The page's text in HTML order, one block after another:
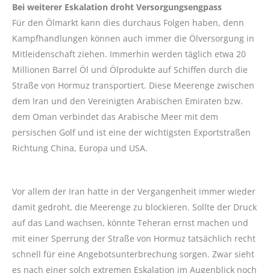
Bei weiterer Eskalation droht Versorgungsengpass
Für den Ölmarkt kann dies durchaus Folgen haben, denn
Kampfhandlungen können auch immer die Ölversorgung in
Mitleidenschaft ziehen. Immerhin werden täglich etwa 20
Millionen Barrel Öl und Ölprodukte auf Schiffen durch die
Straße von Hormuz transportiert. Diese Meerenge zwischen
dem Iran und den Vereinigten Arabischen Emiraten bzw.
dem Oman verbindet das Arabische Meer mit dem
persischen Golf und ist eine der wichtigsten Exportstraßen
Richtung China, Europa und USA.
Vor allem der Iran hatte in der Vergangenheit immer wieder
damit gedroht, die Meerenge zu blockieren. Sollte der Druck
auf das Land wachsen, könnte Teheran ernst machen und
mit einer Sperrung der Straße von Hormuz tatsächlich recht
schnell für eine Angebotsunterbrechung sorgen. Zwar sieht
es nach einer solch extremen Eskalation im Augenblick noch